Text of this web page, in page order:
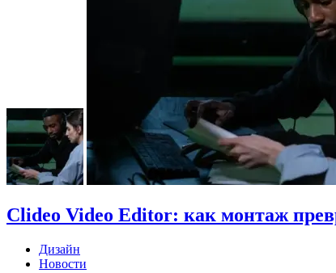
Clideo Video Editor: как монтаж
Дизайн
Новости